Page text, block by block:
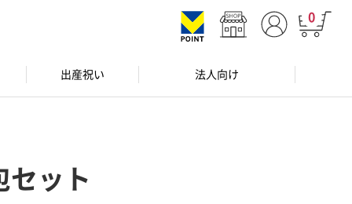
0
出産祝い 法人向け
セット